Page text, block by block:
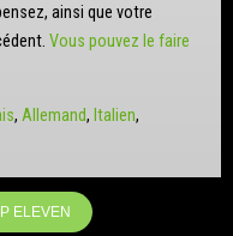
ainsi que votre
Vous pouvez le faire
Allemand
Italien
ELEVEN